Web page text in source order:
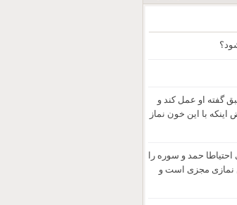
گفته او عمل کند و
آیا خون حجامت، تحت عنوان خون قروح وجروح معفو است؟ ۳. بر فرض اینکه با این خون نماز
حمد و سوره را
نمازی مجزی است و